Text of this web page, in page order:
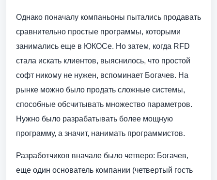
Однако поначалу компаньоны пытались продавать
сравнительно простые программы, которыми
занимались еще в ЮКОСе. Но затем, когда RFD
стала искать клиентов, выяснилось, что простой
софт никому не нужен, вспоминает Богачев. На
рынке можно было продать сложные системы,
способные обсчитывать множество параметров.
Нужно было разрабатывать более мощную
программу, а значит, нанимать программистов.
Разработчиков вначале было четверо: Богачев,
еще один основатель компании (четвертый гость